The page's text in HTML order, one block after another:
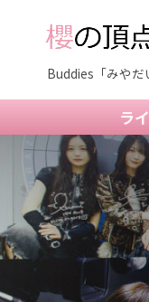
Buddies「みやだ
ラ